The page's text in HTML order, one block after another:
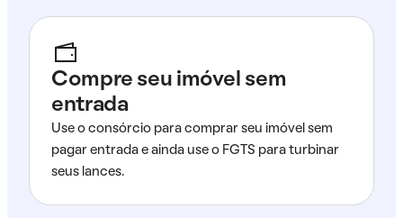
Compre seu imóvel sem
entrada
Use o consórcio para comprar seu imóvel sem
pagar entrada e ainda use o FGTS para turbinar
seus lances.